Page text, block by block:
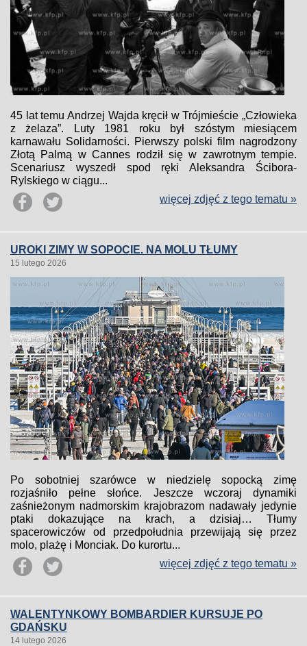
45 lat temu Andrzej Wajda kręcił w Trójmieście „Człowieka
z żelaza”. Luty 1981 roku był szóstym miesiącem
karnawału Solidarności. Pierwszy polski film nagrodzony
Złotą Palmą w Cannes rodził się w zawrotnym tempie.
Scenariusz wyszedł spod ręki Aleksandra Ścibora-
Rylskiego w ciągu...
więcej zdjęć z tego tematu »
UROKI ZIMY W SOPOCIE. NA MOLU TŁUMY
15 lutego 2026
Po sobotniej szarówce w niedzielę sopocką zimę
rozjaśniło pełne słońce. Jeszcze wczoraj dynamiki
zaśnieżonym nadmorskim krajobrazom nadawały jedynie
ptaki dokazujące na krach, a dzisiaj… Tłumy
spacerowiczów od przedpołudnia przewijają się przez
molo, plażę i Monciak. Do kurortu...
więcej zdjęć z tego tematu »
WALENTYNKOWY BOMBARDIER KURSUJE PO
GDAŃSKU
14 lutego 2026